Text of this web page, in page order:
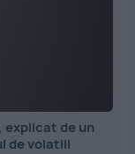
explicat de un
de volatili